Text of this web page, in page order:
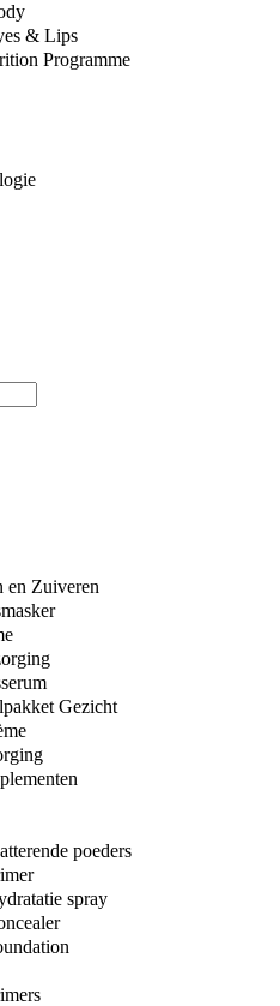
& Lips
Programme
en Zuiveren
Gezicht
poeders
spray